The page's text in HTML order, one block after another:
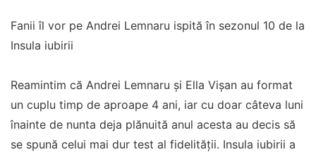
Fanii îl vor pe Andrei Lemnaru ispită în sezonul 10 de la
Insula iubirii
Reamintim că Andrei Lemnaru și Ella Vișan au format
un cuplu timp de aproape 4 ani, iar cu doar câteva luni
înainte de nunta deja plănuită anul acesta au decis să
se spună celui mai dur test al fidelității. Insula iubirii a